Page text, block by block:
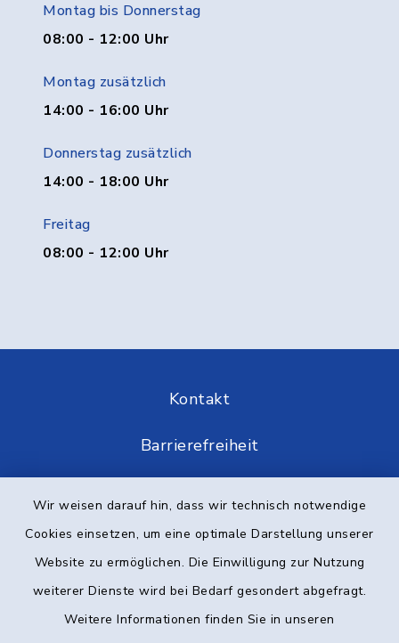
Wir weisen darauf hin, dass wir technisch notwendige
Cookies einsetzen, um eine optimale Darstellung unserer
Website zu ermöglichen. Die Einwilligung zur Nutzung
weiterer Dienste wird bei Bedarf gesondert abgefragt.
Weitere Informationen finden Sie in unseren
Montag bis Donnerstag
08:00 - 12:00 Uhr
Montag zusätzlich
14:00 - 16:00 Uhr
Donnerstag zusätzlich
14:00 - 18:00 Uhr
Freitag
08:00 - 12:00 Uhr
Kontakt
Barrierefreiheit
Impressum
Elektronische Kommunikation
Sitemap